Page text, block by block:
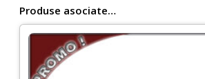
Produse asociate…